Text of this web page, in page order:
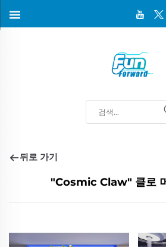
뒤로 가기
"Cosmic Claw" 클로